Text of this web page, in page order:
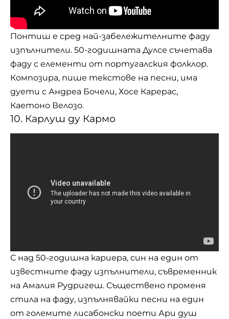
Понтиш e сред най-забележителните фаду
изпълнители. 50-годишната Дулсе съчетава
фаду с елементи от португалския фолклор.
Композира, пише текстове на песни, има
дуети с Андреа Бочели, Хосе Карерас,
Каетоно Велозо.
10. Карлуш ду Кармо
С над 50-годишна кариера, син на един от
известните фаду изпълнители, съвременник
на Амалия Рудригеш. Съществено променя
стила на фаду, изпълнявайки песни на един
от големите лисабонски поети Ари душ